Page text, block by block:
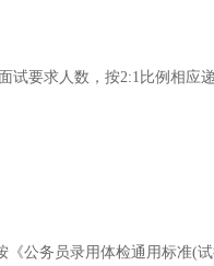
试要求人数，按2:1 比例相应
《公务员录用体检通用标准(